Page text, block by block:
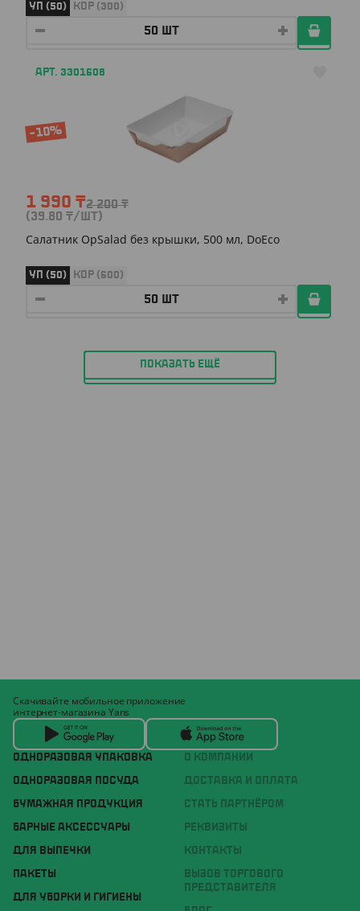
УП (50) КОР (300)
АРТ. 3301608
-10%
1 990 ₸2 200₸
(39.80 ₸/ШТ)
Салатник OpSalad без крышки, 500 мл, DoEco
УП (50) КОР (600)
ПОКАЗАТЬ ЕЩЁ
ОДНОРАЗОВАЯ УПАКОВКА
ОДНОРАЗОВАЯ ПОСУДА
БУМАЖНАЯ ПРОДУКЦИЯ
БАРНЫЕ АКСЕССУАРЫ
ДЛЯ ВЫПЕЧКИ
ПАКЕТЫ
ДЛЯ УБОРКИ И ГИГИЕНЫ
О КОМПАНИИ
ДОСТАВКА И ОПЛАТА
СТАТЬ ПАРТНЁРОМ
РЕКВИЗИТЫ
КОНТАКТЫ
ВЫЗОВ ТОРГОВОГО
ПРЕДСТАВИТЕЛЯ
Скачивайте мобильное приложение
интернет-магазина Yans